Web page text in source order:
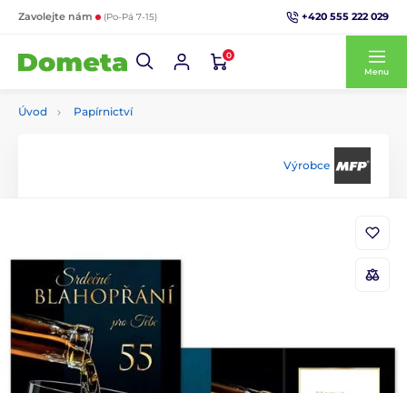
Zavolejte nám (Po-Pá 7-15) +420 555 222 029
0
Menu
Úvod Papírnictví
Výrobce